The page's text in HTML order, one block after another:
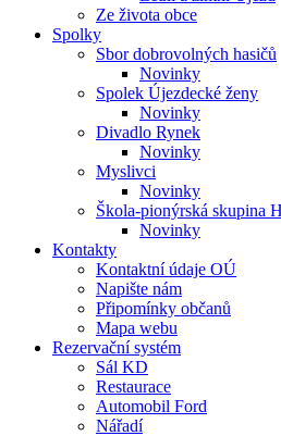
Ze života obce
Spolky
Sbor dobrovolných hasičů
Novinky
Spolek Újezdecké ženy
Novinky
Divadlo Rynek
Novinky
Myslivci
Novinky
Škola-pionýrská skupina
Novinky
Kontakty
Kontaktní údaje OÚ
Napište nám
Připomínky občanů
Mapa webu
Rezervační systém
Sál KD
Restaurace
Automobil Ford
Nářadí